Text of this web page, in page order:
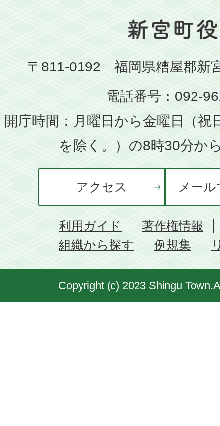
〒811-0192 福岡県糟屋郡新
電話番号：092-
開庁時間：月曜日から金曜日（祝
を除く。）の8時30分か
アクセス メー
利用ガイド
著作権情報
組織から探す
例規集
Copyright (c) 2023 Shingu